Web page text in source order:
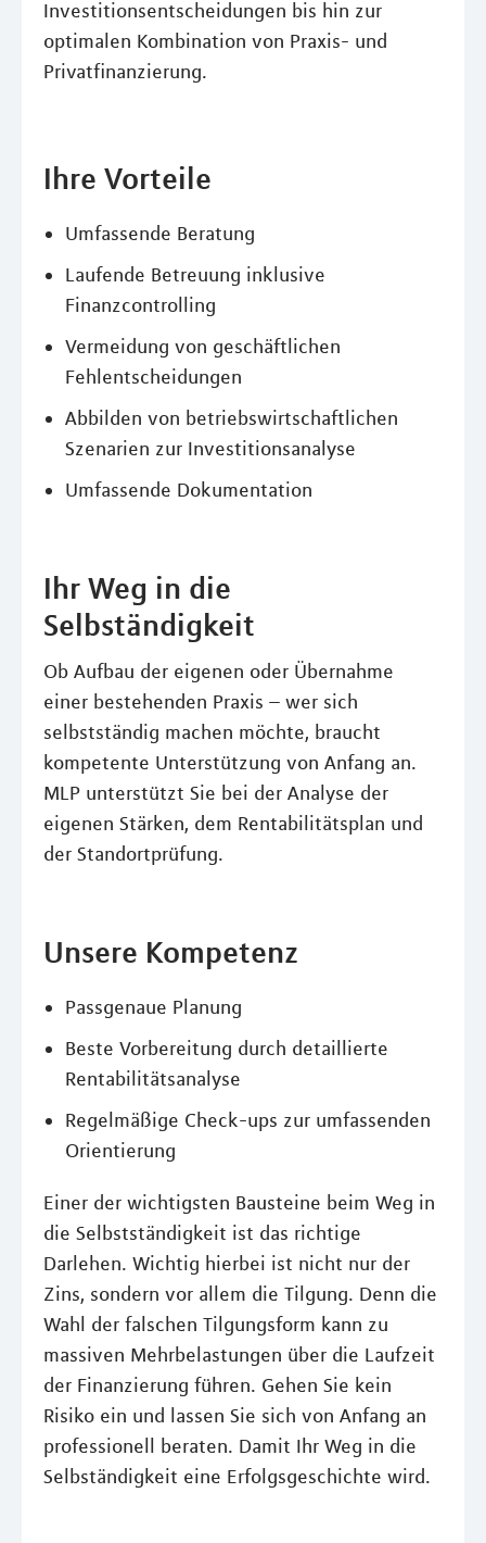
Investitionsentscheidungen bis hin zur
optimalen Kombination von Praxis- und
Privatfinanzierung.
Ihre Vorteile
Umfassende Beratung
Laufende Betreuung inklusive
Finanzcontrolling
Vermeidung von geschäftlichen
Fehlentscheidungen
Abbilden von betriebswirtschaftlichen
Szenarien zur Investitionsanalyse
Umfassende Dokumentation
Ihr Weg in die
Selbständigkeit
Ob Aufbau der eigenen oder Übernahme
einer bestehenden Praxis – wer sich
selbstständig machen möchte, braucht
kompetente Unterstützung von Anfang an.
MLP unterstützt Sie bei der Analyse der
eigenen Stärken, dem Rentabilitätsplan und
der Standortprüfung.
Unsere Kompetenz
Passgenaue Planung
Beste Vorbereitung durch detaillierte
Rentabilitätsanalyse
Regelmäßige Check-ups zur umfassenden
Orientierung
Einer der wichtigsten Bausteine beim Weg in
die Selbstständigkeit ist das richtige
Darlehen. Wichtig hierbei ist nicht nur der
Zins, sondern vor allem die Tilgung. Denn die
Wahl der falschen Tilgungsform kann zu
massiven Mehrbelastungen über die Laufzeit
der Finanzierung führen. Gehen Sie kein
Risiko ein und lassen Sie sich von Anfang an
professionell beraten. Damit Ihr Weg in die
Selbständigkeit eine Erfolgsgeschichte wird.